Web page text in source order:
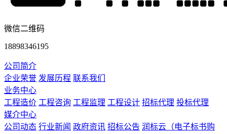
微信二维码
18898346195
公司简介
企业荣誉 发展历程 联系我们
业务中心
工程造价 工程咨询 工程监理 工程设计 招标代理 投标代理
媒介中心
公司动态 行业新闻 政府资讯 招标公告 润标云（电子标书购